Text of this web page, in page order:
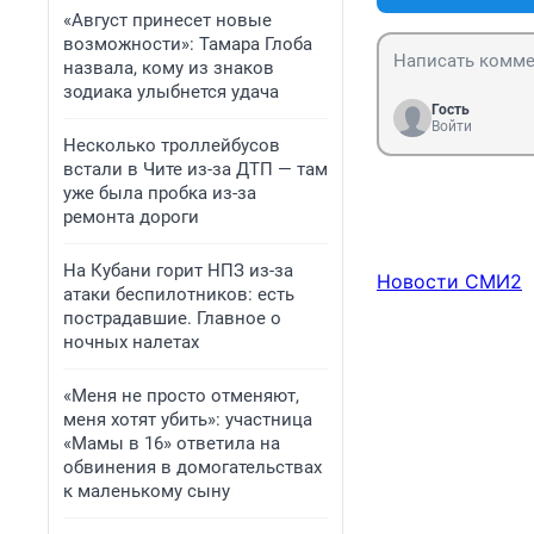
«Август принесет новые
возможности»: Тамара Глоба
назвала, кому из знаков
зодиака улыбнется удача
Несколько троллейбусов
встали в Чите из-за ДТП — там
уже была пробка из-за
ремонта дороги
На Кубани горит НПЗ из-за
атаки беспилотников: есть
пострадавшие. Главное о
ночных налетах
«Меня не просто отменяют,
меня хотят убить»: участница
«Мамы в 16» ответила на
обвинения в домогательствах
к маленькому сыну
Гость
Войти
Новости СМИ2